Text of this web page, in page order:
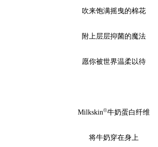
吹来饱满摇曳的棉花
附上层层抑菌的魔法
愿你被世界温柔以待
Milkskin®牛奶蛋白纤维
将牛奶穿在身上